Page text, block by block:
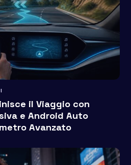
il Viaggio con
e Android Auto
Avanzato